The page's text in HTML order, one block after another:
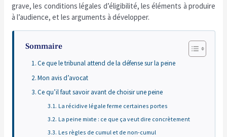
grave, les conditions légales d’éligibilité, les éléments à produire
à l’audience, et les arguments à développer.
Sommaire
Ce que le tribunal attend de la défense sur la peine
Mon avis d’avocat
Ce qu’il faut savoir avant de choisir une peine
La récidive légale ferme certaines portes
La peine mixte : ce que ça veut dire concrètement
Les règles de cumul et de non-cumul